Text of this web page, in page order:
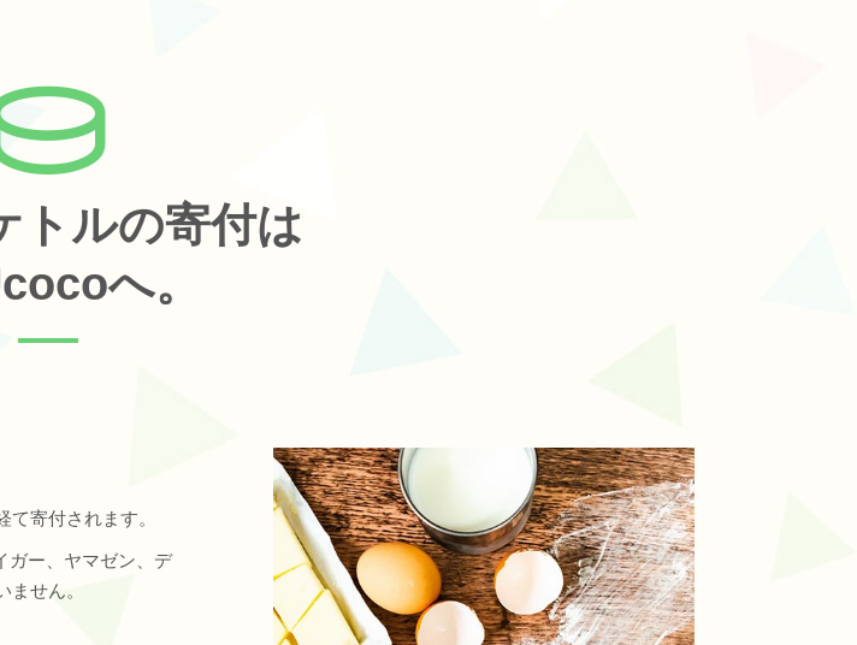
トルの寄付は
へ。
寄付されます。
ガー、ヤマゼン、デ
せん。